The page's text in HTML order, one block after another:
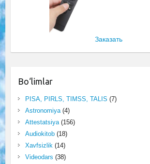
Заказать
Bo‘limlar
PISA, PIRLS, TIMSS, TALIS (7)
Astronomiya(4)
Attestatsiya(156)
Audiokitob(18)
Xavfsizlik (14)
Videodars (38)